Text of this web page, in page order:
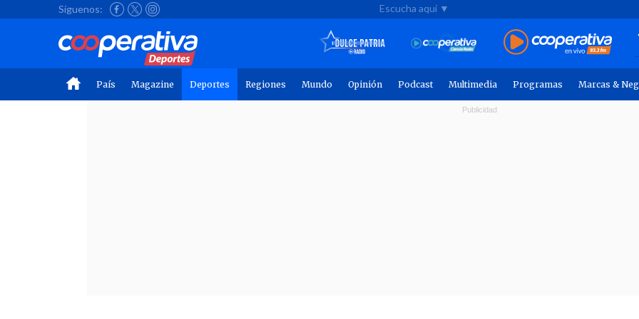
Síguenos: Escucha aquí ▼
País Magazine Deportes Regiones Mundo Opinión Podcast Multimedia Programas Marcas &